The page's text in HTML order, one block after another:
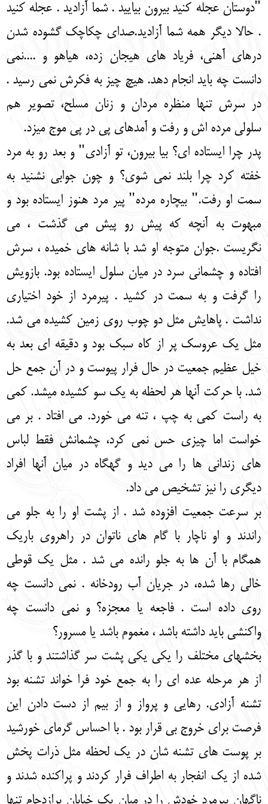
"دوستان عجله کنید بیرون بیایید . شما آزادید . عجله کنید
. حالا دیگر همه شما آزادید.صدای چکاچک گشوده شدن
درهای آهنی، فریاد های هیجان زده، هیاهو و ....نمی
دانست چه باید انجام دهد. هیچ چیز به فکرش نمی رسید .
در سرش تنها منظره مردان و زنان مسلح، تصویر هم
سلولی مرده اش و رفت و آمدهای پی در پی موج میزد.
پدر چرا ایستاده ای؟ بیا بیرون، تو آزادی" و بعد رو به مرد
خفته کرد چرا بلند نمی شوی؟ و چون جوابی نشنید به
سمت او رفت." بیچاره مرده" پیر مرد هنوز ایستاده بود و
مبهوت به آنچه که پیش رو پیش می گذشت ، می
نگریست .جوان متوجه او شد با شانه های خمیده ، سرش
افتاده و چشمانی سرد در میان سلول ایستاده بود. بازویش
را گرفت و به سمت در کشید . پیرمرد از خود اختیاری
نداشت . پاهایش مثل دو چوب روی زمین کشیده می شد.
مثل یک عروسک پر از کاه سبک بود و دقیقه ای بعد به
خیل عظیم جمعیت در حال فرار پیوست و در آن جمع حل
شد. با حرکت آنها هر لحظه به یک سو کشیده میشد. کمی
به راست کمی به چپ ، تنه می خورد. می افتاد . بر می
خواست اما چیزی حس نمی کرد، چشمانش فقط لباس
های زندانی ها را می دید و گهگاه در میان آنها افراد
دیگری را نیز تشخیص می داد.
بر سرعت جمعیت افزوده شد . از پشت او را به جلو می
راندند و او ناچار با گام های ناتوان در راهروی باریک
همگام با آن ها به جلو رانده می شد . مثل یک قوطی
خالی رها شده، در جریان آب رودخانه . نمی دانست چه
روی داده است . فاجعه یا معجزه؟ و نمی دانست چه
واکنشی باید داشته باشد ، مغموم باشد یا مسرور؟
بخشهای مختلف را یکی یکی پشت سر گذاشتند و با گذر
از هر مرحله عده ای را به جمع خود فرا خواند تشنه بود
تشنه آزادی. رهایی و پرواز و از بیم از دست دادن این
فرصت برای خروج بی قرار بود . با احساس گرمای خورشید
بر پوست های تشنه شان در یک لحظه مثل ذرات پخش
شده از یک انفجار به اطراف فرار کردند و پراکنده شدند و
ناگهان پیرمرد خودش را در میان یک خیابان پرازدحام تنها